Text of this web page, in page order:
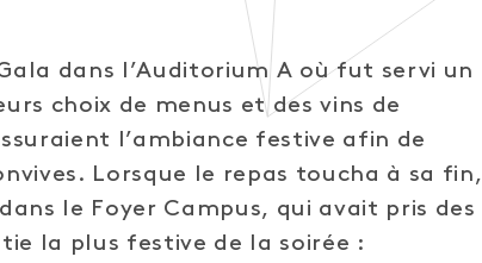
dans l’Auditorium A où fut servi un
choix de menus et des vins de
l’ambiance festive afin de
Lorsque le repas toucha à sa fin,
le Foyer Campus, qui avait pris des
la plus festive de la soirée :